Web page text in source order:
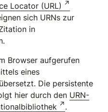
Locator (URL)
sich URNs zur
in
Browser aufgerufen
eines
Die persistente
hier durch den URN-
.